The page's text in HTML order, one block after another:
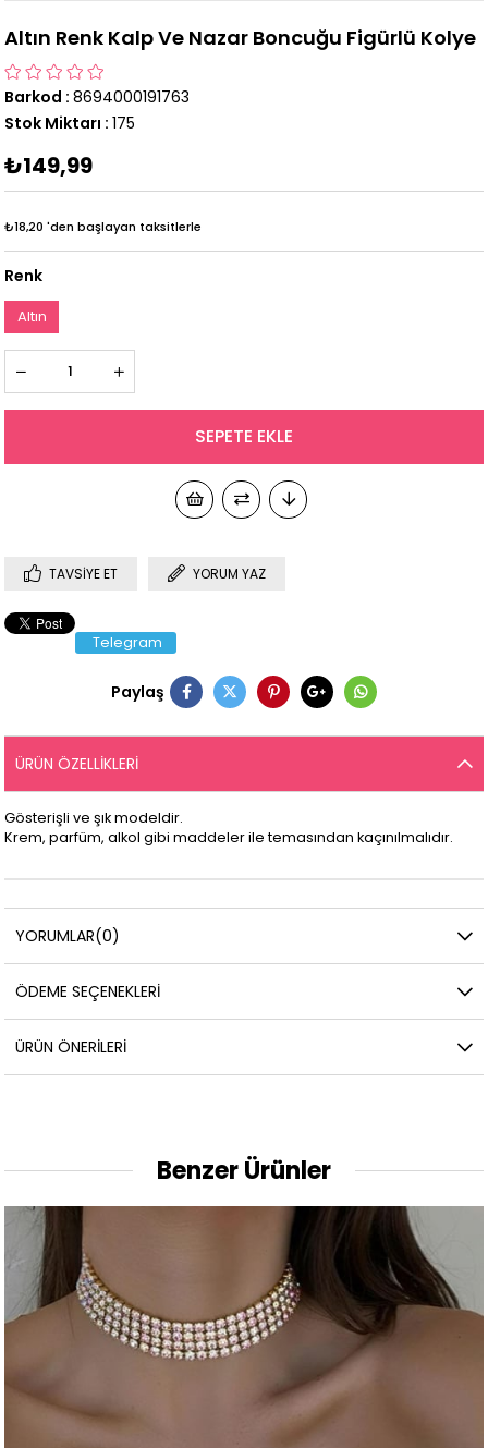
Altın Renk Kalp Ve Nazar Boncuğu Figürlü Kolye
Barkod : 8694000191763
Stok Miktarı : 175
₺149,99
₺18,20 'den başlayan taksitlerle
Renk
Altın
TAVSIYE ET YORUM YAZ
Telegram
Paylaş
ÜRÜN ÖZELLIKLERI
Gösterişli ve şık modeldir.
Krem, parfüm, alkol gibi maddeler ile temasından kaçınılmalıdır.
YORUMLAR(0)
ÖDEME SEÇENEKLERI
ÜRÜN ÖNERILERI
Benzer Ürünler